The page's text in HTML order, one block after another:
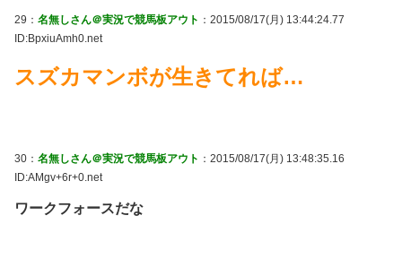
29： 名無しさん＠実況で競馬板アウト ：2015/08/17(月) 13:44:24.77
ID:BpxiuAmh0.net
スズカマンボが生きてれば…
30： 名無しさん＠実況で競馬板アウト ：2015/08/17(月) 13:48:35.16
ID:AMgv+6r+0.net
ワークフォースだな